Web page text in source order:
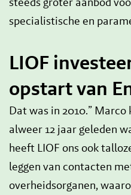
specialistische en
LIOF
opstart van
Dat was in 2010.”
alweer 12 jaar geleden
heeft LIOF ons ook
leggen van contacten
overheidsorganen,